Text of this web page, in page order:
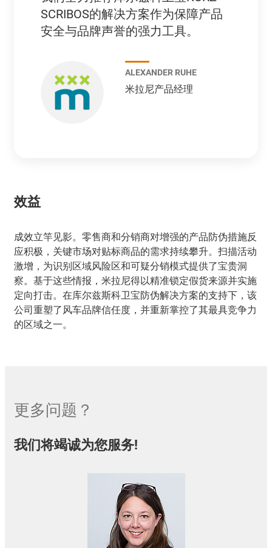
SCRIBOS的解决方案作为保障产品
安全与品牌声誉的强力工具。
ALEXANDER RUHE
米拉尼产品经理
效益
成效立竿见影。零售商和分销商对增强的产品防伪措施反
应积极，关键市场对贴标商品的需求持续攀升。扫描活动
激增，为识别区域风险区和可疑分销模式提供了宝贵洞
察。基于这些情报，米拉尼得以精准锁定假货来源并实施
定向打击。在库尔兹斯科卫宝防伪解决方案的支持下，该
公司重塑了风车品牌信任度，并重新掌控了其最具竞争力
的区域之一。
更多问题？
我们将竭诚为您服务!